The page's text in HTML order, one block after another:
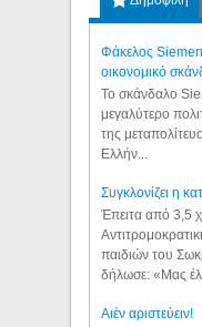
Φάκελος
οικονομικό
Το σκάνδαλο
μεγαλύτερο
της
Ελλήν...
Συγκλονίζει η
Έπειτα από 3,5
παιδιών του
δήλωσε: «Μας
Aιέν αριστεύειν!